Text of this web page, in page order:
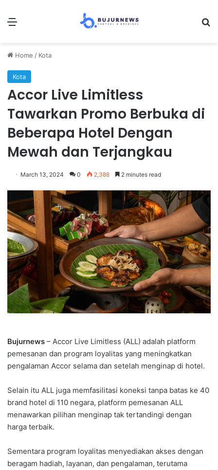
Menu
Home / Kota
Kota
Accor Live Limitless
Tawarkan Promo Berbuka di
Beberapa Hotel Dengan
Mewah dan Terjangkau
March 13, 2024 0 2,388 2 minutes read
Bujurnews – Accor Live Limitless (ALL) adalah platform
pemesanan dan program loyalitas yang meningkatkan
pengalaman Accor selama dan setelah menginap di hotel.
Selain itu ALL juga memfasilitasi koneksi tanpa batas ke 40
brand hotel di 110 negara, platform pemesanan ALL
menawarkan pilihan menginap tak tertandingi dengan
harga terbaik.
Sementara program loyalitas menyediakan akses dengan
beragam hadiah, layanan, dan pengalaman, terutama